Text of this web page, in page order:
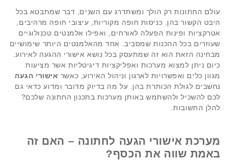
עולם החתונות רק הולך ומשתדרג עם השנים, דבר שמתבטא בכל
היבט הקשור בהן. כניסות חופה מקוריות, עיצובי חופה מרהיבים,
אטרקציות ופינות הפעלה לאורחים, ואפילו אלמנטים טכנולוגיים
שעוזרים בכל ההכנות שמסביב. אחד מהאלמנטים היותר שימושיים
מבחינה הזאת הוא זה שמתעסק בכל נושא אישורי ההגעה לאירוע.
כיום ניתן למצוא מערכות ואפליקציות דיגיטליות אשר מציעות
מגוון כלים ואפשרויות לארגון וניהול האירוע, כאשר אישורי הגעה
נחשבים לגולת הכותרת בהן. על מה בדיוק מדובר ומדוע כדאי גם
לכם להשכיל ולהשתמש באותן מערכות בתכנון החתונה שלכם?
להלן התשובות.
מערכתאישורי הגעה לחתונה – האם זה
באמת שווה את הכסף?